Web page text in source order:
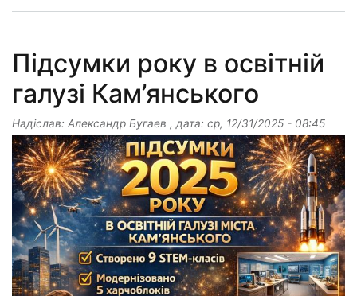
Підсумки року в освітній
галузі Кам’янського
Надіслав: Александр Бугаев , дата: ср, 12/31/2025 - 08:45